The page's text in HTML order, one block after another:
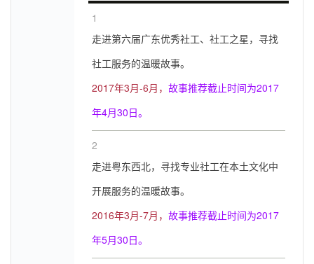
1
走进第六届广东优秀社工、社工之星，寻找
社工服务的温暖故事。
2017年3月-6月， 故事推荐截止时间为2017
年4月30日。
2
走进粤东西北，寻找专业社工在本土文化中
开展服务的温暖故事。
2016年3月-7月， 故事推荐截止时间为2017
年5月30日。